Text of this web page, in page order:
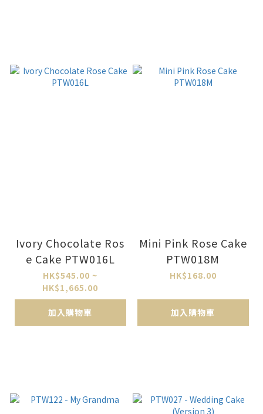
Ivory Chocolate Ros
e Cake PTW016L
HK$545.00 ~
HK$1,665.00
加入購物車
Mini Pink Rose Cake
PTW018M
HK$168.00
加入購物車